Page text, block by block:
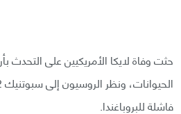
حثت وفاة لايكا الأمريكيين على التحدث
فاشلة للبروباغندا.